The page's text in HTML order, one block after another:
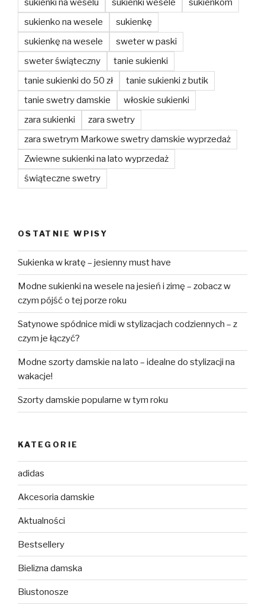
sukienki na weselu sukienki wesele
sukienkom
sukienko na wesele
sukienkę
sukienkę na wesele
sweter w paski
sweter świąteczny
tanie sukienki
tanie sukienki do 50 zł
tanie sukienki z butik
tanie swetry damskie
włoskie sukienki
zara sukienki
zara swetry
zara swetrym Markowe swetry damskie wyprzedaż
Zwiewne sukienki na lato wyprzedaż
świąteczne swetry
OSTATNIE WPISY
Sukienka w kratę – jesienny must have
Modne sukienki na wesele na jesień i zimę – zobacz w
czym pójść o tej porze roku
Satynowe spódnice midi w stylizacjach codziennych – z
czym je łączyć?
Modne szorty damskie na lato – idealne do stylizacji na
wakacje!
Szorty damskie popularne w tym roku
KATEGORIE
adidas
Akcesoria damskie
Aktualności
Bestsellery
Bielizna damska
Biustonosze